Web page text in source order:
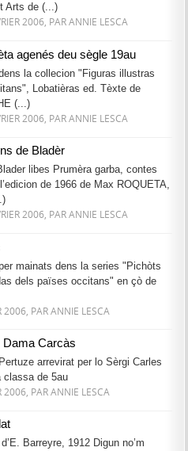
Arts de (...)
2006, PAR ANNIE LESCA
agenés deu sègle 19au
la collecion "Figuras illustras
Lobatièras ed. Tèxte de
(...)
2006, PAR ANNIE LESCA
de Bladèr
libes Prumèra garba, contes
de 1966 de Max ROQUETA,
2006, PAR ANNIE LESCA
mainats dens la series "Pichòts
dels païses occitans" en çò de
2006, PAR ANNIE LESCA
Dama Carcàs
arrevirat per lo Sèrgi Carles
classa de 5au
2006, PAR ANNIE LESCA
Barreyre, 1912 Digun no’m